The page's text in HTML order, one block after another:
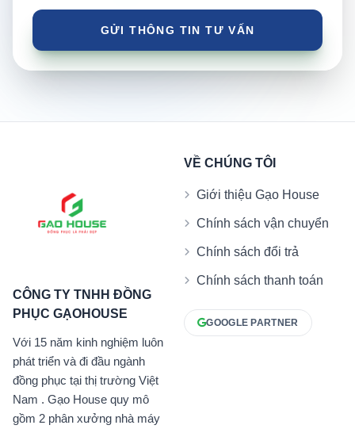
CÔNG TY TNHH ĐỒNG
PHỤC GẠOHOUSE
Với 15 năm kinh nghiệm luôn
phát triển và đi đầu ngành
đồng phục tại thị trường Việt
Nam . Gạo House quy mô
gồm 2 phân xưởng nhà máy
VỀ CHÚNG TÔI
Giới thiệu Gạo House
Chính sách vận chuyển
Chính sách đổi trả
Chính sách thanh toán
GOOGLE PARTNER